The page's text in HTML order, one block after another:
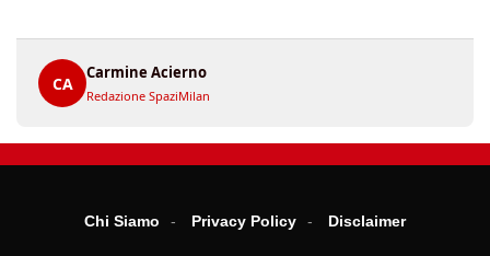
CA
Carmine Acierno
Redazione SpaziMilan
Chi Siamo Privacy Policy Disclaimer